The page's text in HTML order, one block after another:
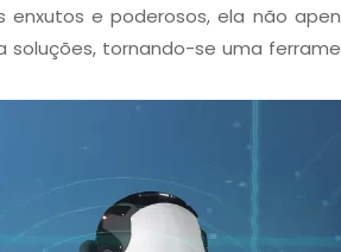
enxutos e poderosos, ela não
soluções, tornando-se uma